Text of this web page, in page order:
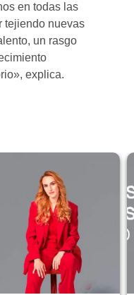
en todas las
tejiendo nuevas
un rasgo
explica.